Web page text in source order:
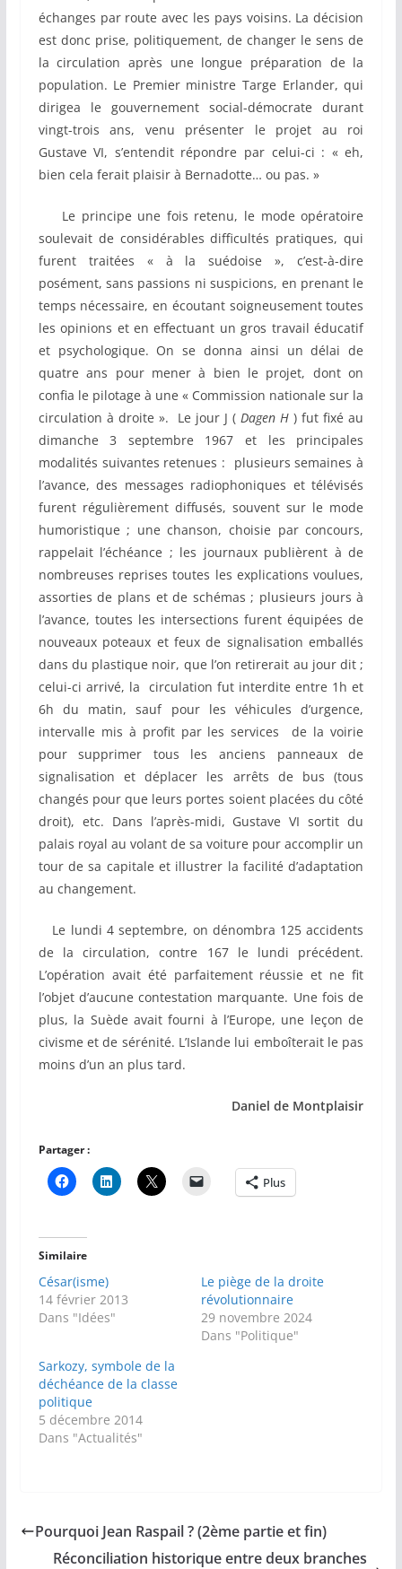
échanges par route avec les pays voisins. La décision
est donc prise, politiquement, de changer le sens de
la circulation après une longue préparation de la
population. Le Premier ministre Targe Erlander, qui
dirigea le gouvernement social-démocrate durant
vingt-trois ans, venu présenter le projet au roi
Gustave VI, s’entendit répondre par celui-ci : « eh,
bien cela ferait plaisir à Bernadotte… ou pas. »
Le principe une fois retenu, le mode opératoire
soulevait de considérables difficultés pratiques, qui
furent traitées « à la suédoise », c’est-à-dire
posément, sans passions ni suspicions, en prenant le
temps nécessaire, en écoutant soigneusement toutes
les opinions et en effectuant un gros travail éducatif
et psychologique. On se donna ainsi un délai de
quatre ans pour mener à bien le projet, dont on
confia le pilotage à une « Commission nationale sur la
circulation à droite ». Le jour J ( Dagen H) fut fixé au
dimanche 3 septembre 1967 et les principales
modalités suivantes retenues : plusieurs semaines à
l’avance, des messages radiophoniques et télévisés
furent régulièrement diffusés, souvent sur le mode
humoristique ; une chanson, choisie par concours,
rappelait l’échéance ; les journaux publièrent à de
nombreuses reprises toutes les explications voulues,
assorties de plans et de schémas ; plusieurs jours à
l’avance, toutes les intersections furent équipées de
nouveaux poteaux et feux de signalisation emballés
dans du plastique noir, que l’on retirerait au jour dit ;
celui-ci arrivé, la circulation fut interdite entre 1h et
6h du matin, sauf pour les véhicules d’urgence,
intervalle mis à profit par les services de la voirie
pour supprimer tous les anciens panneaux de
signalisation et déplacer les arrêts de bus (tous
changés pour que leurs portes soient placées du côté
droit), etc. Dans l’après-midi, Gustave VI sortit du
palais royal au volant de sa voiture pour accomplir un
tour de sa capitale et illustrer la facilité d’adaptation
au changement.
Le lundi 4 septembre, on dénombra 125 accidents
de la circulation, contre 167 le lundi précédent.
L’opération avait été parfaitement réussie et ne fit
l’objet d’aucune contestation marquante. Une fois de
plus, la Suède avait fourni à l’Europe, une leçon de
civisme et de sérénité. L’Islande lui emboîterait le pas
moins d’un an plus tard.
Daniel de Montplaisir
Partager :
Plus
Similaire
César(isme)
14 février 2013
Dans "Idées"
Le piège de la droite
révolutionnaire
29 novembre 2024
Dans "Politique"
Sarkozy, symbole de la
déchéance de la classe
politique
5 décembre 2014
Dans "Actualités"
Pourquoi Jean Raspail ? (2ème partie et fin)
Réconciliation historique entre deux branches